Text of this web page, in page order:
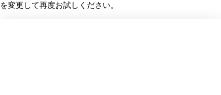
を変更して再度お試しください。